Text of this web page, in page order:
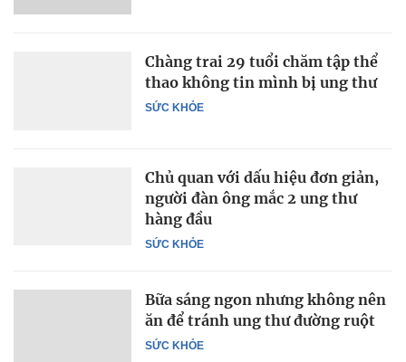
SỨC KHỎE
Chàng trai 29 tuổi chăm tập thể
thao không tin mình bị ung thư
SỨC KHỎE
Chủ quan với dấu hiệu đơn giản,
người đàn ông mắc 2 ung thư
hàng đầu
SỨC KHỎE
Bữa sáng ngon nhưng không nên
ăn để tránh ung thư đường ruột